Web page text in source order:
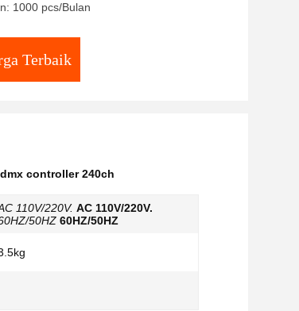
1000 pcs/Bulan
Terbaik
controller 240ch
110V/220V. AC 110V/220V.
50HZ 60HZ/50HZ